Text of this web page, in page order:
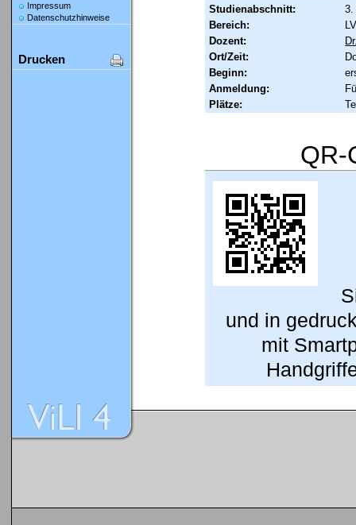
Impressum
Datenschutzhinweise
Drucken
Studienabschnitt:
3.
Bereich:
Dozent:
Ort/Zeit:
Beginn:
Anmeldung:
Plätze:
QR-
und in
mit